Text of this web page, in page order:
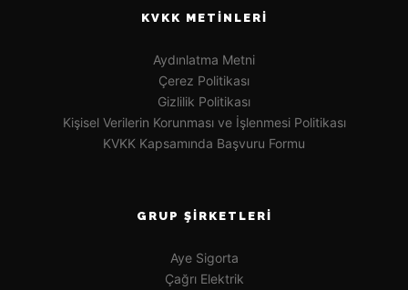
KVKK METINLERI
Aydınlatma Metni
Çerez Politikası
Gizlilik Politikası
Kişisel Verilerin Korunması ve İşlenmesi Politikası
KVKK Kapsamında Başvuru Formu
GRUP ŞIRKETLERI
Aye Sigorta
Çağrı Elektrik